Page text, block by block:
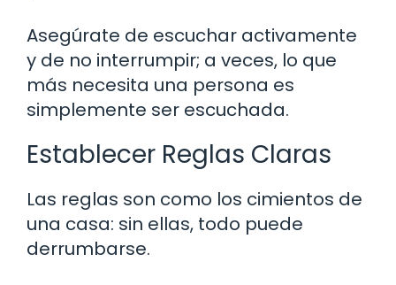
Asegúrate de escuchar activamente
y de no interrumpir; a veces, lo que
más necesita una persona es
simplemente ser escuchada.
Establecer Reglas Claras
Las reglas son como los cimientos de
una casa: sin ellas, todo puede
derrumbarse.